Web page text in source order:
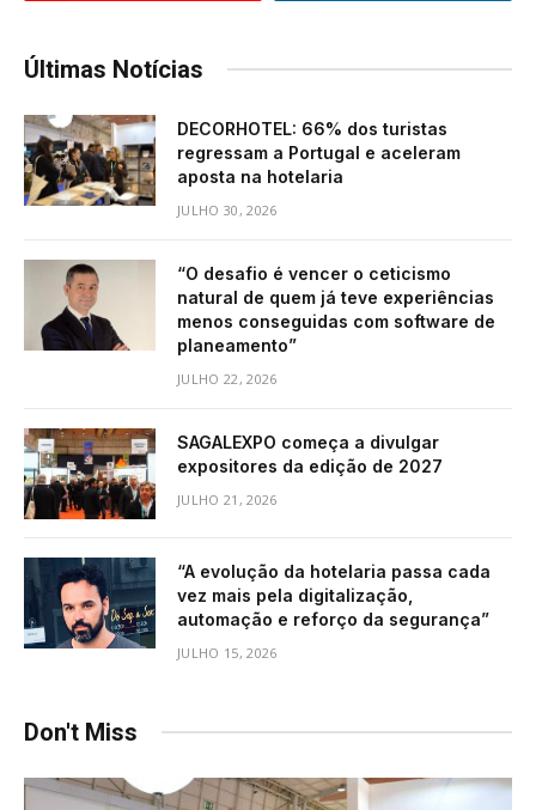
Últimas Notícias
DECORHOTEL: 66% dos turistas
regressam a Portugal e aceleram
aposta na hotelaria
JULHO 30, 2026
“O desafio é vencer o ceticismo
natural de quem já teve experiências
menos conseguidas com software de
planeamento”
JULHO 22, 2026
SAGALEXPO começa a divulgar
expositores da edição de 2027
JULHO 21, 2026
“A evolução da hotelaria passa cada
vez mais pela digitalização,
automação e reforço da segurança”
JULHO 15, 2026
Don't Miss